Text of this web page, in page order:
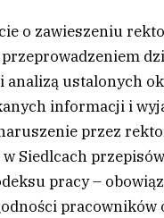
o zawieszeniu
analizą ustalonych
informacji i
przez
Siedlcach
pracy –
pracowników